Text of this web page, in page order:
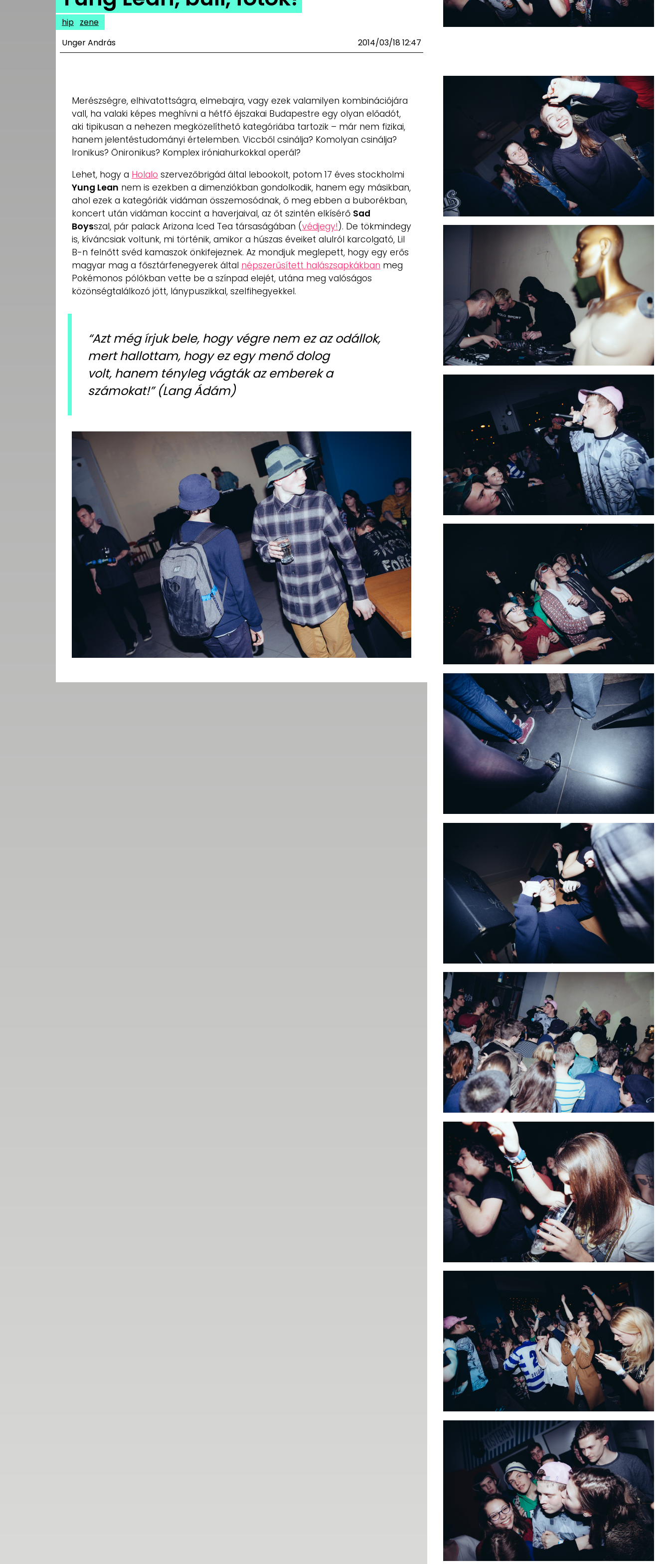
UTCA
MÉDIAAJÁNLAT
hip zene
Unger András
2014/03/18 12:47
Merészségre, elhivatottságra, elmebajra, vagy ezek valamilyen kombinációjára
vall, ha valaki képes meghívni a hétfő éjszakai Budapestre egy olyan előadót,
aki tipikusan a nehezen megközelíthető kategóriába tartozik – már nem fizikai,
hanem jelentéstudományi értelemben. Viccből csinálja? Komolyan csinálja?
Ironikus? Önironikus? Komplex iróniahurkokkal operál?
Lehet, hogy a Holalo szervezőbrigád által lebookolt, potom 17 éves stockholmi
Yung Lean nem is ezekben a dimenziókban gondolkodik, hanem egy másikban,
ahol ezek a kategóriák vidáman összemosódnak, ő meg ebben a buborékban,
koncert után vidáman koccint a haverjaival, az őt szintén elkísérő Sad
Boysszal, pár palack Arizona Iced Tea társaságában (védjegy!). De tökmindegy
is, kíváncsiak voltunk, mi történik, amikor a húszas éveiket alulról karcolgató, Lil
B-n felnőtt svéd kamaszok önkifejeznek. Az mondjuk meglepett, hogy egy erős
magyar mag a fősztárfenegyerek által népszerűsített halászsapkákban meg
Pokémonos pólókban vette be a színpad elejét, utána meg valóságos
közönségtalálkozó jött, lánypuszikkal, szelfihegyekkel.
“Azt még írjuk bele, hogy végre nem ez az odállok,
mert hallottam, hogy ez egy menő dolog
volt, hanem tényleg vágták az emberek a
számokat!”(Lang Ádám)